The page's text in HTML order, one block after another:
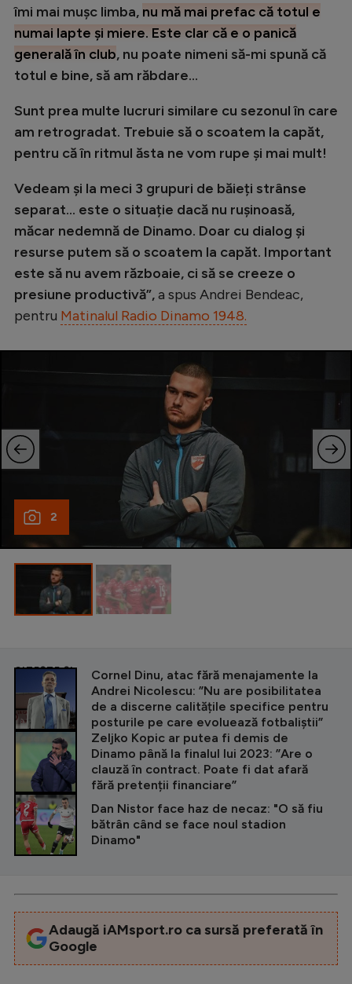
îmi mai mușc limba, nu mă mai prefac că totul e
numai lapte și miere. Este clar că e o panică
generală în club, nu poate nimeni să-mi spună că
totul e bine, să am răbdare...
Sunt prea multe lucruri similare cu sezonul în care
am retrogradat. Trebuie să o scoatem la capăt,
pentru că în ritmul ăsta ne vom rupe și mai mult!
Vedeam și la meci 3 grupuri de băieți strânse
separat... este o situație dacă nu rușinoasă,
măcar nedemnă de Dinamo. Doar cu dialog și
resurse putem să o scoatem la capăt. Important
este să nu avem războaie, ci să se creeze o
presiune productivă”,a spus Andrei Bendeac,
pentru Matinalul Radio Dinamo 1948.
2
CITEȘTE ȘI
Cornel Dinu, atac fără menajamente la
Andrei Nicolescu: ”Nu are posibilitatea
de a discerne calitățile specifice pentru
posturile pe care evoluează fotbaliștii”
Zeljko Kopic ar putea fi demis de
Dinamo până la finalul lui 2023: ”Are o
clauză în contract. Poate fi dat afară
fără pretenții financiare”
Dan Nistor face haz de necaz: "O să fiu
bătrân când se face noul stadion
Dinamo"
Adaugă iAMsport.ro ca sursă preferată în
Google